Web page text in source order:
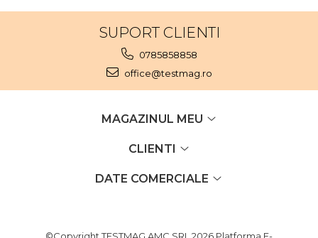
SUPORT CLIENTI
0785858858
office@testmag.ro
MAGAZINUL MEU
CLIENTI
DATE COMERCIALE